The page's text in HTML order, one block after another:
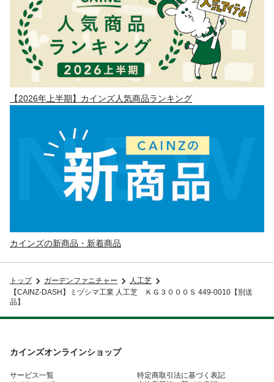
【2026年上半期】カインズ人気商品ランキング
カインズの新商品・新着商品
トップ ガーデンファニチャー
人工芝
【CAINZ-DASH】ミヅシマ工業 人工芝 ＫＧ３０００Ｓ 449-0010【別送
品】
カインズオンラインショップ
サービス一覧
特定商取引法に基づく表記